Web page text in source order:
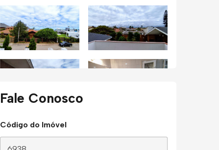
Fale Conosco
Código do Imóvel